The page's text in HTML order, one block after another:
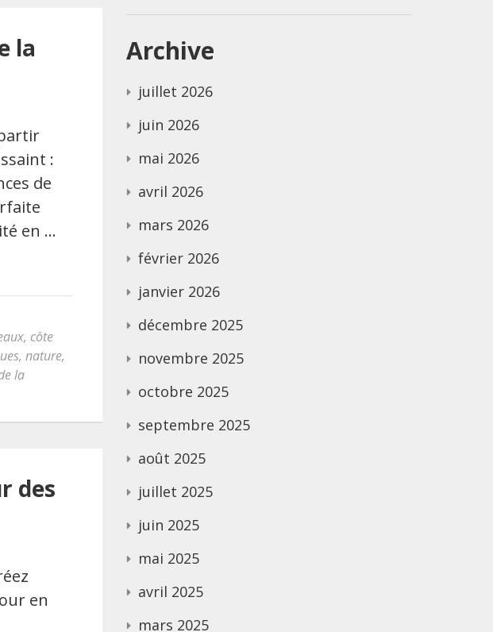
la
:
de
en …
, côte
, nature,
la
des
en
Archive
juillet 2026
juin 2026
mai 2026
avril 2026
mars 2026
février 2026
janvier 2026
décembre 2025
novembre 2025
octobre 2025
septembre 2025
août 2025
juillet 2025
juin 2025
mai 2025
avril 2025
mars 2025